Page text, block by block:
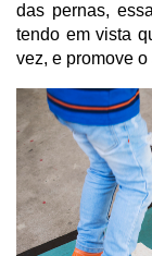
das pernas,
tendo em vista
vez, e promove